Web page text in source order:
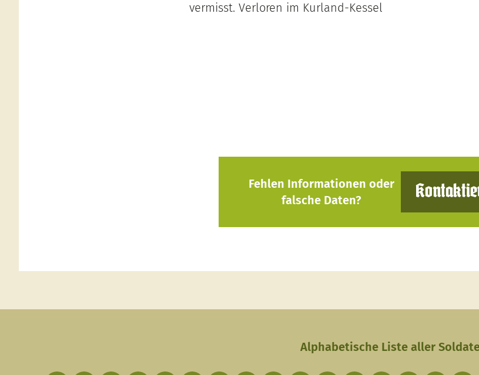
vermisst. Verloren im Kurland-Kessel
Fehlen Informationen oder
falsche Daten?
Alphabetische Liste aller